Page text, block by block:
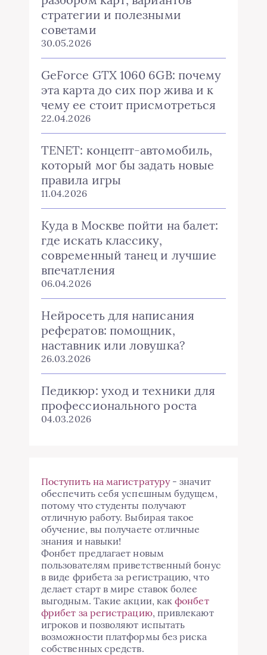
стратегии и полезными
советами
30.05.2026
GeForce GTX 1060 6GB: почему
эта карта до сих пор жива и к
чему ее стоит присмотреться
22.04.2026
TENET: концепт-автомобиль,
который мог бы задать новые
правила игры
11.04.2026
Куда в Москве пойти на балет:
где искать классику,
современный танец и лучшие
впечатления
06.04.2026
Нейросеть для написания
рефератов: помощник,
наставник или ловушка?
26.03.2026
Педикюр: уход и техники для
профессионального роста
04.03.2026
Поступить на магистратуру- значит
обеспечить себя успешным будущем,
потому что студенты получают
отличную работу. Выбирая такое
обучение, вы получаете отличные
знания и навыки!
Фонбет предлагает новым
пользователям приветственный бонус
в виде фрибета за регистрацию, что
делает старт в мире ставок более
выгодным. Такие акции, какфонбет
фрибет за регистрацию, привлекают
игроков и позволяют испытать
возможности платформы без риска
собственных средств.